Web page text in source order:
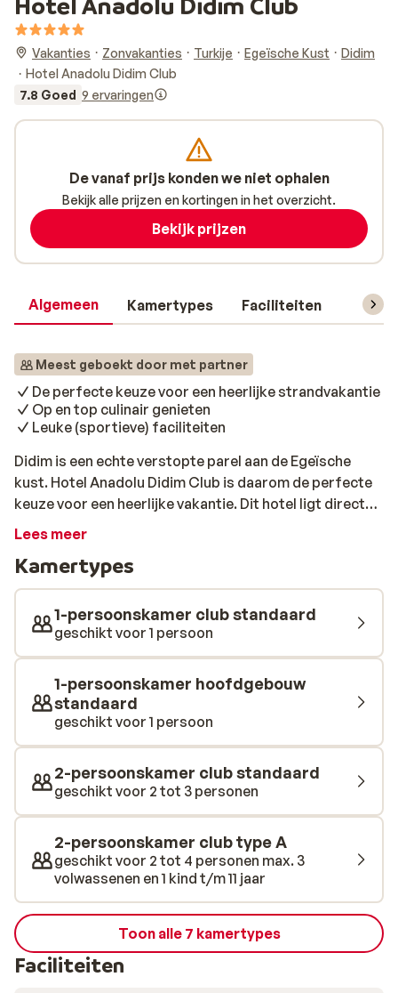
Vakanties Zonvakanties Turkije Egeïsche Kust
Didim
Hotel Anadolu Didim Club
7.8 Goed 9 ervaringen
Algemeen Kamertypes Faciliteiten
Meest geboekt door met partner
De perfecte keuze voor een heerlijke strandvakantie
Op en top culinair genieten
Leuke (sportieve) faciliteiten
Didim is een echte verstopte parel aan de Egeïsche
kust. Hotel Anadolu Didim Club is daarom de perfecte
keuze voor een heerlijke vakantie. Dit hotel ligt direct
aan het prachtige zandstrand met kraakhelder blauw
verderop van het hotel te vinden. De Barstreet, met vele
gezellige bars, cafés en clubs, is zelfs lopend te
bereiken! Met 2 buffetrestaurants en 6 à-la-carte
restaurants is het hotel een culinair paradijs. Geniet
van de heerlijke internationale buffetten of ga een keer
voor wat anders en dineer bijv. bij het Italiaanse, Turkse
of visrestaurant. Er zijn verschillende wandelpaden met
kleurrijke bomen en planten en ervaar je een tropisch
vakantiegevoel. Het enige wat nog mist een tropische
Voor volledige ontspanning boek je een rustgevende
massage en kom je heerlijk tot rust in de hamam van het
hotel.
Lees meer
Kamertypes
1-persoonskamer club standaard
geschikt voor 1 persoon
1-persoonskamer hoofdgebouw
standaard
geschikt voor 1 persoon
2-persoonskamer club standaard
geschikt voor 2 tot 3 personen
2-persoonskamer club type A
geschikt voor 2 tot 4 personen max. 3
volwassenen en 1 kind t/m 11 jaar
Toon alle 7 kamertypes
Faciliteiten
De vanaf prijs konden we niet ophalen
Bekijk alle prijzen en kortingen in het overzicht.
Bekijk prijzen